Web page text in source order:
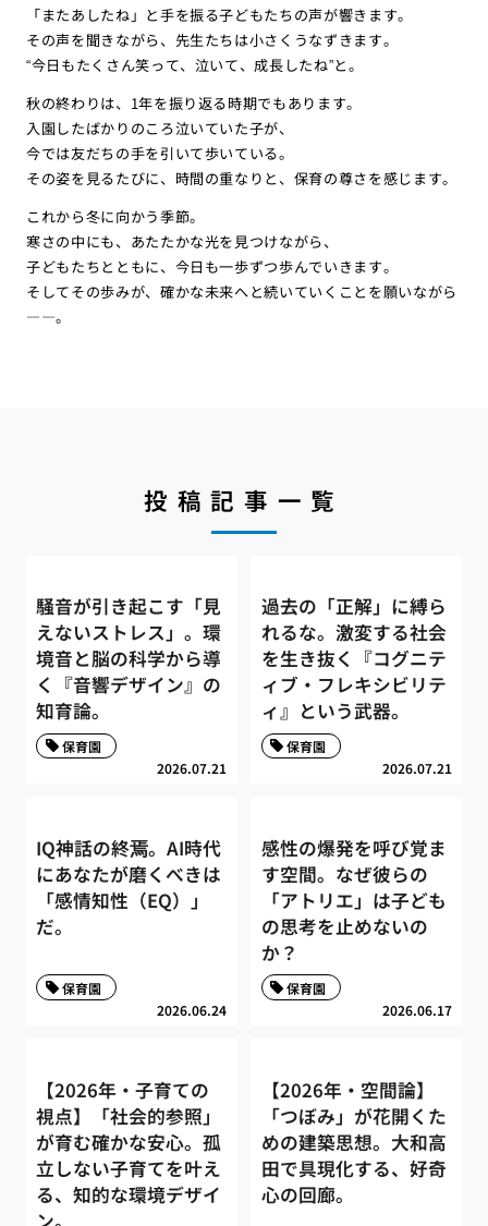
「またあしたね」と手を振る子どもたちの声が響きます。
その声を聞きながら、先生たちは小さくうなずきます。
“今日もたくさん笑って、泣いて、成長したね”と。
秋の終わりは、1年を振り返る時期でもあります。
入園したばかりのころ泣いていた子が、
今では友だちの手を引いて歩いている。
その姿を見るたびに、時間の重なりと、保育の尊さを感じます。
これから冬に向かう季節。
寒さの中にも、あたたかな光を見つけながら、
子どもたちとともに、今日も一歩ずつ歩んでいきます。
そしてその歩みが、確かな未来へと続いていくことを願いながら
――。
投稿記事一覧
騒音が引き起こす「見
えないストレス」。環
境音と脳の科学から導
く『音響デザイン』の
知育論。
2026.07.21
保育園
過去の「正解」に縛ら
れるな。激変する社会
を生き抜く『コグニテ
ィブ・フレキシビリテ
ィ』という武器。
2026.07.21
保育園
IQ神話の終焉。AI時代
にあなたが磨くべきは
「感情知性（EQ）」
だ。
2026.06.24
保育園
感性の爆発を呼び覚ま
す空間。なぜ彼らの
「アトリエ」は子ども
の思考を止めないの
か？
2026.06.17
保育園
【2026年・子育ての
視点】「社会的参照」
が育む確かな安心。孤
立しない子育てを叶え
る、知的な環境デザイ
ン。
【2026年・空間論】
「つぼみ」が花開くた
めの建築思想。大和高
田で具現化する、好奇
心の回廊。